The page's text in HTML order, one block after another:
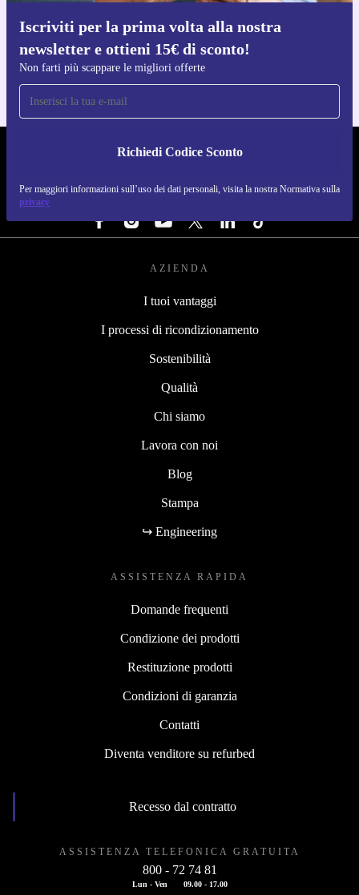
Iscriviti per la prima volta alla nostra
newsletter e ottieni 15€ di sconto!
Non farti più scappare le migliori offerte
Richiedi Codice Sconto
Per maggiori informazioni sull’uso dei dati personali, visita la nostra Normativa sulla
privacy
Scarica l'app di refurbed
Per iOS e Android
REFURBED ITALIA - RETHINK NEW.
SEGUICI SU
AZIENDA
I tuoi vantaggi
I processi di ricondizionamento
Sostenibilità
Qualità
Chi siamo
Lavora con noi
Blog
Stampa
↪ Engineering
ASSISTENZA RAPIDA
Domande frequenti
Condizione dei prodotti
Restituzione prodotti
Condizioni di garanzia
Contatti
Diventa venditore su refurbed
Recesso dal contratto
ASSISTENZA TELEFONICA GRATUITA
800 - 72 74 81
Lun - Ven 09.00 - 17.00